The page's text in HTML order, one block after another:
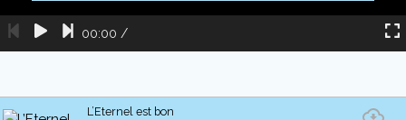
00:00 /
L’Eternel est bon